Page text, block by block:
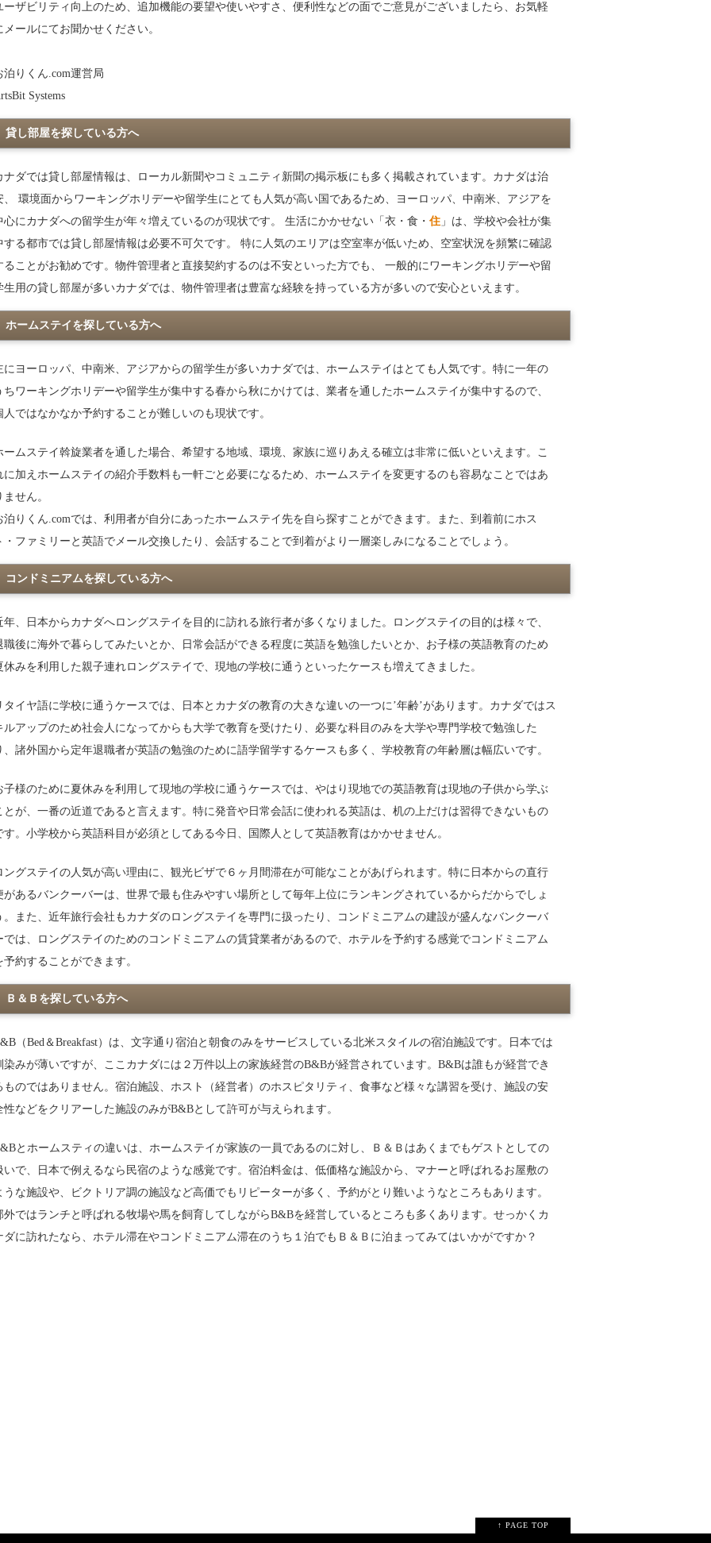
ーザビリティ向上のため、追加機能の要望や使いやすさ、便利性などの面でご意見がございましたら、お気軽
メールにてお聞かせください。
泊りくん.com運営局
Systems
貸し部屋を探している方へ
ナダでは貸し部屋情報は、ローカル新聞やコミュニティ新聞の掲示板にも多く掲載されています。カナダは治
、 環境面からワーキングホリデーや留学生にとても人気が高い国であるため、ヨーロッパ、中南米、アジアを
心にカナダへの留学生が年々増えているのが現状です。 生活にかかせない「衣・食・ 住 」は、学校や会社が集
する都市では貸し部屋情報は必要不可欠です。 特に人気のエリアは空室率が低いため、空室状況を頻繁に確認
ることがお勧めです。物件管理者と直接契約するのは不安といった方でも、 一般的にワーキングホリデーや留
生用の貸し部屋が多いカナダでは、物件管理者は豊富な経験を持っている方が多いので安心といえます。
ホームステイを探している方へ
にヨーロッパ、中南米、アジアからの留学生が多いカナダでは、ホームステイはとても人気です。特に一年の
ちワーキングホリデーや留学生が集中する春から秋にかけては、業者を通したホームステイが集中するので、
人ではなかなか予約することが難しいのも現状です。
ームステイ斡旋業者を通した場合、希望する地域、環境、家族に巡りあえる確立は非常に低いといえます。こ
に加えホームステイの紹介手数料も一軒ごと必要になるため、ホームステイを変更するのも容易なことではあ
ません。
泊りくん.comでは、利用者が自分にあったホームステイ先を自ら探すことができます。また、到着前にホス
・ファミリーと英語でメール交換したり、会話することで到着がより一層楽しみになることでしょう。
コンドミニアムを探している方へ
年、日本からカナダへロングステイを目的に訪れる旅行者が多くなりました。ロングステイの目的は様々で、
職後に海外で暮らしてみたいとか、日常会話ができる程度に英語を勉強したいとか、お子様の英語教育のため
休みを利用した親子連れロングステイで、現地の学校に通うといったケースも増えてきました。
タイヤ語に学校に通うケースでは、日本とカナダの教育の大きな違いの一つに’年齢’があります。カナダではス
ルアップのため社会人になってからも大学で教育を受けたり、必要な科目のみを大学や専門学校で勉強した
、諸外国から定年退職者が英語の勉強のために語学留学するケースも多く、学校教育の年齢層は幅広いです。
子様のために夏休みを利用して現地の学校に通うケースでは、やはり現地での英語教育は現地の子供から学ぶ
とが、一番の近道であると言えます。特に発音や日常会話に使われる英語は、机の上だけは習得できないもの
す。小学校から英語科目が必須としてある今日、国際人として英語教育はかかせません。
ングステイの人気が高い理由に、観光ビザで６ヶ月間滞在が可能なことがあげられます。特に日本からの直行
があるバンクーバーは、世界で最も住みやすい場所として毎年上位にランキングされているからだからでしょ
。また、近年旅行会社もカナダのロングステイを専門に扱ったり、コンドミニアムの建設が盛んなバンクーバ
では、ロングステイのためのコンドミニアムの賃貸業者があるので、ホテルを予約する感覚でコンドミニアム
予約することができます。
Ｂ＆Ｂを探している方へ
（Bed＆Breakfast）は、文字通り宿泊と朝食のみをサービスしている北米スタイルの宿泊施設です。日本では
染みが薄いですが、ここカナダには２万件以上の家族経営のB&Bが経営されています。B&Bは誰もが経営でき
ものではありません。宿泊施設、ホスト（経営者）のホスピタリティ、食事など様々な講習を受け、施設の安
性などをクリアーした施設のみがB&Bとして許可が与えられます。
とホームスティの違いは、ホームステイが家族の一員であるのに対し、Ｂ＆Ｂはあくまでもゲストとしての
いで、日本で例えるなら民宿のような感覚です。宿泊料金は、低価格な施設から、マナーと呼ばれるお屋敷の
うな施設や、ビクトリア調の施設など高価でもリピーターが多く、予約がとり難いようなところもあります。
外ではランチと呼ばれる牧場や馬を飼育してしながらB&Bを経営しているところも多くあります。せっかくカ
ダに訪れたなら、ホテル滞在やコンドミニアム滞在のうち１泊でもＢ＆Ｂに泊まってみてはいかがですか？
↑ PAGE TOP